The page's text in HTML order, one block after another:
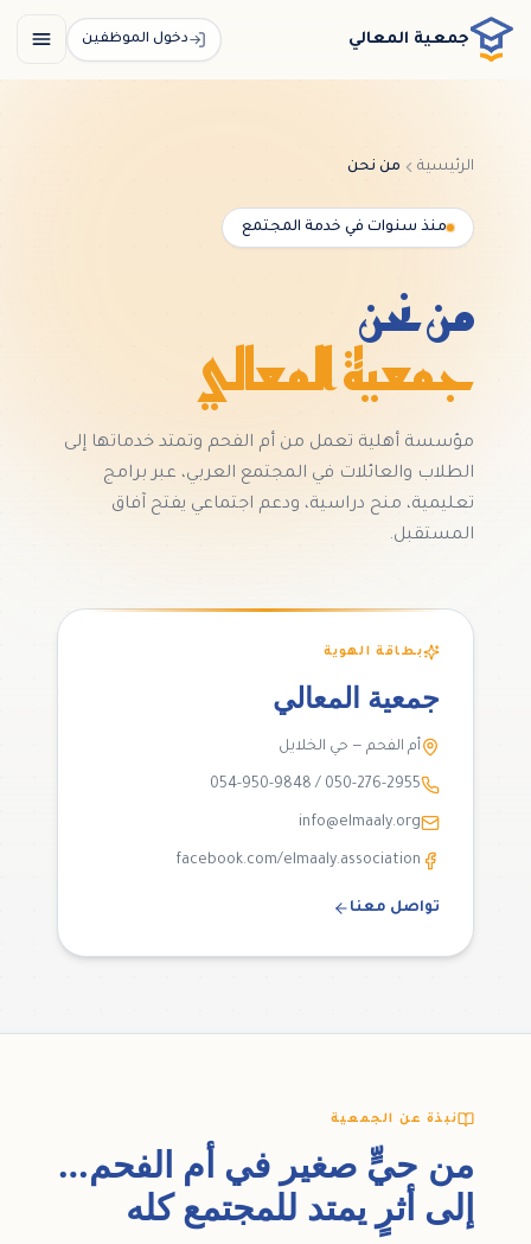
تخطي إلى المحتوى الرئيسي / דלג לתוכן הראשי
جمعية المعالي دخول الموظفين
الرئيسية من نحن
منذ سنوات في خدمة المجتمع
من نحن
جمعية المعالي
مؤسسة أهلية تعمل من أم الفحم وتمتد خدماتها إلى
الطلاب والعائلات في المجتمع العربي، عبر برامج
تعليمية، منح دراسية، ودعم اجتماعي يفتح آفاق
المستقبل.
بطاقة الهوية
جمعية المعالي
أم الفحم — حي الخلايل
054-950-9848 / 050-276-2955
info@elmaaly.org
facebook.com/elmaaly.association
تواصل معنا
نبذة عن الجمعية
من حيٍّ صغير في أم الفحم…
إلى أثرٍ يمتد للمجتمع كله